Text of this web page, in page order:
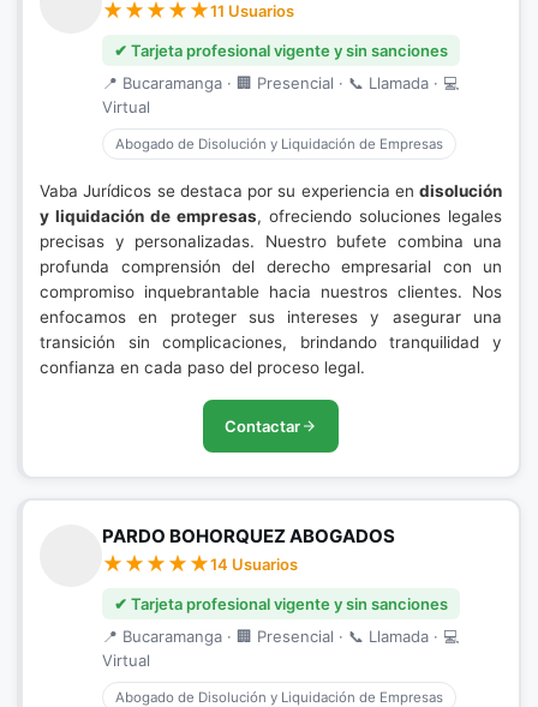
11 Usuarios
✔ Tarjeta profesional vigente y sin sanciones
📍 Bucaramanga · 🏢 Presencial · 📞 Llamada · 💻
Virtual
Abogado de Disolución y Liquidación de Empresas
Vaba Jurídicos se destaca por su experiencia en disolución
y liquidación de empresas, ofreciendo soluciones legales
precisas y personalizadas. Nuestro bufete combina una
profunda comprensión del derecho empresarial con un
compromiso inquebrantable hacia nuestros clientes. Nos
enfocamos en proteger sus intereses y asegurar una
transición sin complicaciones, brindando tranquilidad y
confianza en cada paso del proceso legal.
Contactar
PARDO BOHORQUEZ ABOGADOS
14 Usuarios
✔ Tarjeta profesional vigente y sin sanciones
📍 Bucaramanga · 🏢 Presencial · 📞 Llamada · 💻
Virtual
Abogado de Disolución y Liquidación de Empresas